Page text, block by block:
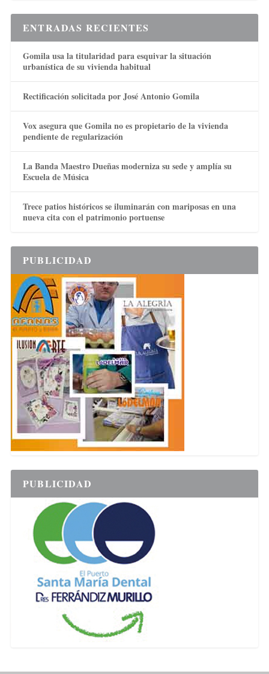
ENTRADAS RECIENTES
Gomila usa la titularidad para esquivar la situación
urbanística de su vivienda habitual
Rectificación solicitada por José Antonio Gomila
Vox asegura que Gomila no es propietario de la vivienda
pendiente de regularización
La Banda Maestro Dueñas moderniza su sede y amplía su
Escuela de Música
Trece patios históricos se iluminarán con mariposas en una
nueva cita con el patrimonio portuense
PUBLICIDAD
PUBLICIDAD